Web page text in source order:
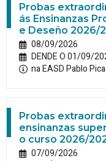
Probas
ás Ensinanzas
e Deseño 2026/
08/09/2026
DENDE O 01/09/
na EASD Pablo
Probas
ensinanzas
o curso 2026/
07/09/2026